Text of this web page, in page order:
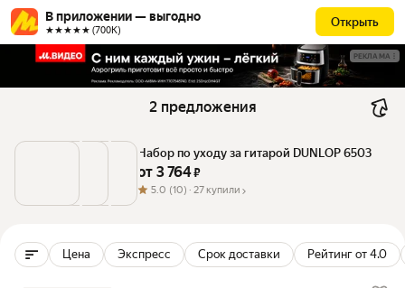
В приложении — выгодно
★★★★★ (700К)
Открыть
РЕКЛАМА
2 предложения
Набор по уходу за гитарой DUNLOP 6503
от 3 764 ₽
5.0 (10) · 27 купили
Цена Экспресс Срок доставки Рейтинг от 4.0